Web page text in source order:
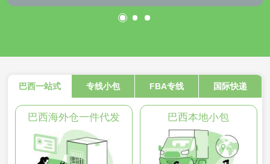
巴西一站式 专线小包 FBA专线 国际快递
巴西海外仓一件代发 巴西本地小包